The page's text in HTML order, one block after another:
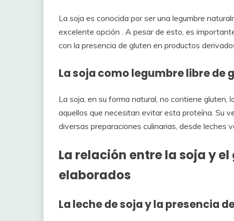
La soja es conocida por ser una legumbre
excelente opción . A pesar de esto, es
con la presencia de gluten en productos
La soja como legumbre libre de
La soja, en su forma natural, no contiene
aquellos que necesitan evitar esta proteína. Su
diversas preparaciones culinarias, desde leches
La relación entre la soja y
elaborados
La leche de soja y la presencia